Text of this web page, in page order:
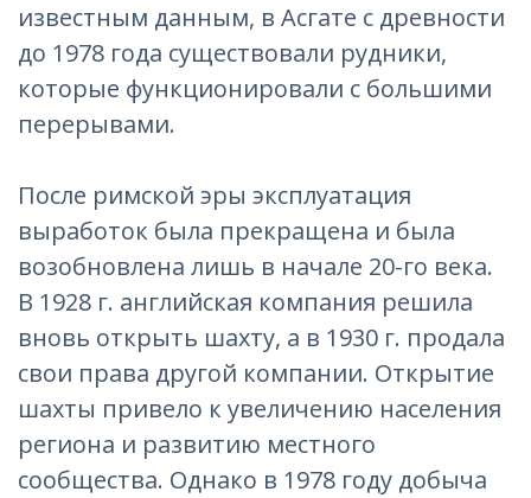
известным данным, в Асгате с древности
до 1978 года существовали рудники,
которые функционировали с большими
перерывами.
После римской эры эксплуатация
выработок была прекращена и была
возобновлена лишь в начале 20-го века.
В 1928 г. английская компания решила
вновь открыть шахту, а в 1930 г. продала
свои права другой компании. Открытие
шахты привело к увеличению населения
региона и развитию местного
сообщества. Однако в 1978 году добыча